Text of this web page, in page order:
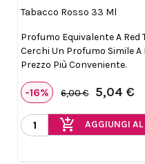
Tabacco Rosso 33 Ml
Profumo Equivalente A Red
Cerchi Un Profumo Simile A
Prezzo Più Conveniente.
-16% 6,00 € 5,04 €
add_shopping_cart AGGIUNGI AL